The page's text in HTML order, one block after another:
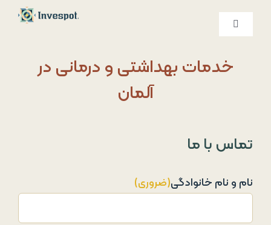
Skip
کنترلر
تماس با ما
خدمات بهداشتی و درمانی در
آلمان
تماس با ما
نام و نام خانوادگی(ضروری)